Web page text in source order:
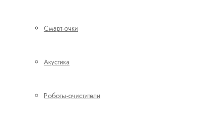
Смарт-очки
Акустика
Роботы-очистители